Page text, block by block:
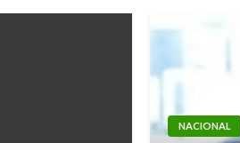
NACIONAL